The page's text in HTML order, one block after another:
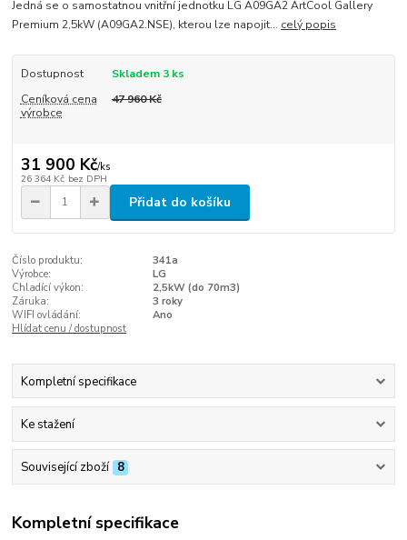
Jedná se o samostatnou vnitřní jednotku LG A09GA2 ArtCool Gallery
Premium 2,5kW (A09GA2.NSE), kterou lze napojit... celý popis
Dostupnost
Skladem 3 ks
Ceníková cena
výrobce
47 960 Kč
31 900 Kč/ks
26 364 Kč bez DPH
Přidat do košíku
Číslo produktu:
341a
Výrobce:
LG
Chladící výkon:
2,5kW (do 70m3)
Záruka:
3 roky
WIFI ovládání:
Ano
Hlídat cenu / dostupnost
Kompletní specifikace
Ke stažení
Související zboží 8
Kompletní specifikace